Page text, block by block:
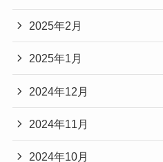
2025年2月
2025年1月
2024年12月
2024年11月
2024年10月